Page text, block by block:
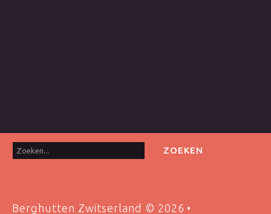
ZOEKEN
Berghutten Zwitserland © 2026